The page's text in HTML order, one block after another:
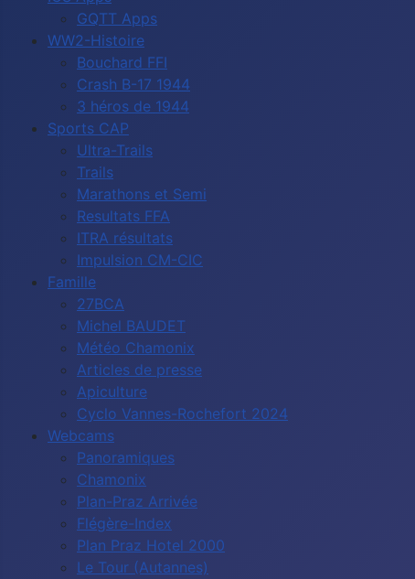
GQTT Apps
WW2-Histoire
Bouchard FFI
Crash B-17 1944
3 héros de 1944
Sports CAP
Ultra-Trails
Trails
Marathons et Semi
Resultats FFA
ITRA résultats
Impulsion CM-CIC
Famille
27BCA
Michel BAUDET
Météo Chamonix
Articles de presse
Apiculture
Cyclo Vannes-Rochefort 2024
Webcams
Panoramiques
Chamonix
Plan-Praz Arrivée
Flégère-Index
Plan Praz Hotel 2000
Le Tour (Autannes)